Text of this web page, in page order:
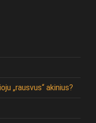
„rausvus“ akinius?